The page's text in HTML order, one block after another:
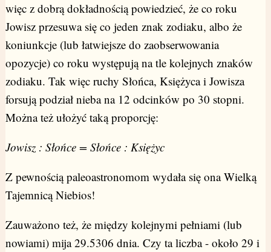
więc z dobrą dokładnością powiedzieć, że co roku
Jowisz przesuwa się co jeden znak zodiaku, albo że
koniunkcje (lub łatwiejsze do zaobserwowania
opozycje) co roku występują na tle kolejnych znaków
zodiaku. Tak więc ruchy Słońca, Księżyca i Jowisza
forsują podział nieba na 12 odcinków po 30 stopni.
Można też ułożyć taką proporcję:
Jowisz : Słońce = Słońce : Księżyc
Z pewnością paleoastronomom wydała się ona Wielką
Tajemnicą Niebios!
Zauważono też, że między kolejnymi pełniami (lub
nowiami) mija 29.5306 dnia. Czy ta liczba - około 29 i